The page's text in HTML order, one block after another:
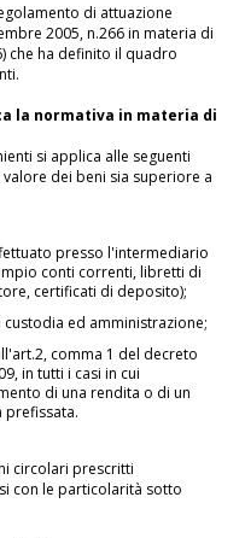
di attuazione
2005, n.266 in materia di
che ha definito il quadro
la normativa in materia di
si applica alle seguenti
dei beni sia superiore a
presso l'intermediario
conti correnti, libretti di
certificati di deposito);
ed amministrazione;
comma 1 del decreto
in tutti i casi in cui
di una rendita o di un
prefissata.
circolari prescritti
con le particolarità sotto